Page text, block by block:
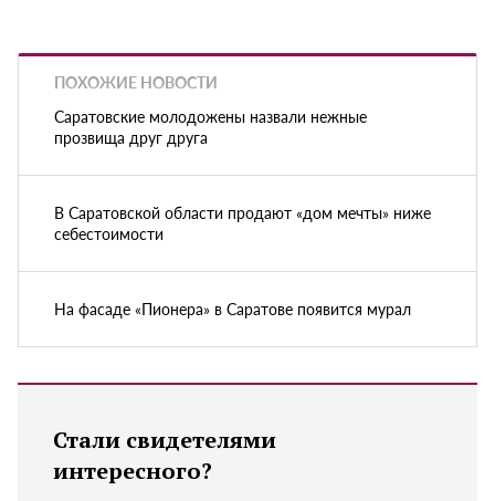
ПОХОЖИЕ НОВОСТИ
Саратовские молодожены назвали нежные
прозвища друг друга
В Саратовской области продают «дом мечты» ниже
себестоимости
На фасаде «Пионера» в Саратове появится мурал
Стали свидетелями
интересного?